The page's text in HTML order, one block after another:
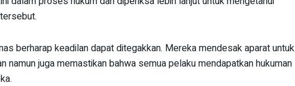
berharap keadilan dapat ditegakkan. Mereka mendesak aparat untuk
namun juga memastikan bahwa semua pelaku mendapatkan hukuman